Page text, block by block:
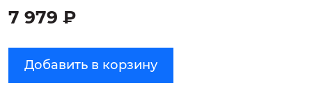
7 979 ₽
Добавить в корзину